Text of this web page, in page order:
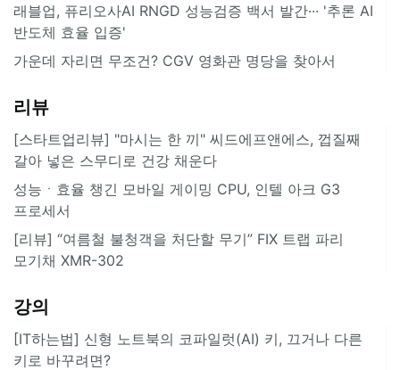
래블업, 퓨리오사AI RNGD 성능검증 백서 발간··· '추론 AI
반도체 효율 입증'
가운데 자리면 무조건? CGV 영화관 명당을 찾아서
리뷰
[스타트업리뷰] "마시는 한 끼" 씨드에프앤에스, 껍질째
갈아 넣은 스무디로 건강 채운다
성능ㆍ효율 챙긴 모바일 게이밍 CPU, 인텔 아크 G3
프로세서
[리뷰] “여름철 불청객을 처단할 무기” FIX 트랩 파리
모기채 XMR-302
강의
[IT하는법] 신형 노트북의 코파일럿(AI) 키, 끄거나 다른
키로 바꾸려면?